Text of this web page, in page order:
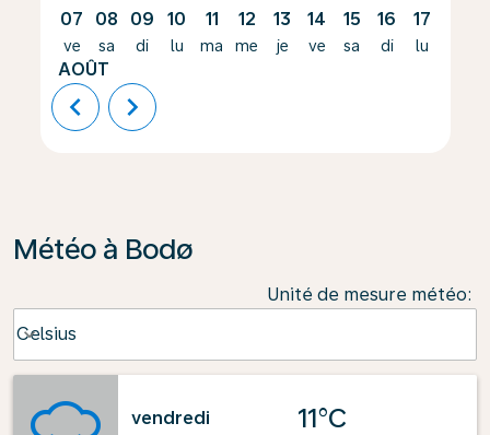
07
ve
AOÛT
08
sa
09
di
10
lu
11
ma
12
me
13
je
14
ve
15
sa
16
di
17
lu
chevron_left chevron_right
Météo à Bodø
Unité de mesure météo:
Celsius
keyboard_arrow_down
vendredi
11°C